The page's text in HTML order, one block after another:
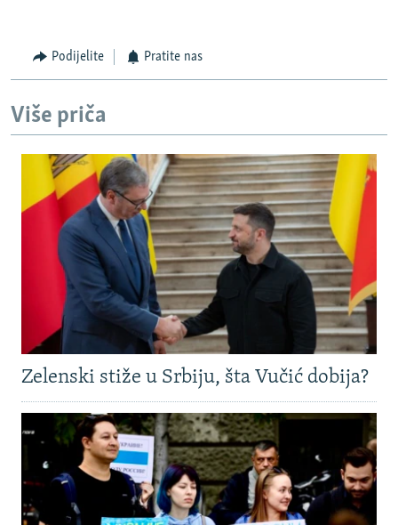
Podijelite Pratite nas
Više priča
Zelenski stiže u Srbiju, šta Vučić dobija?